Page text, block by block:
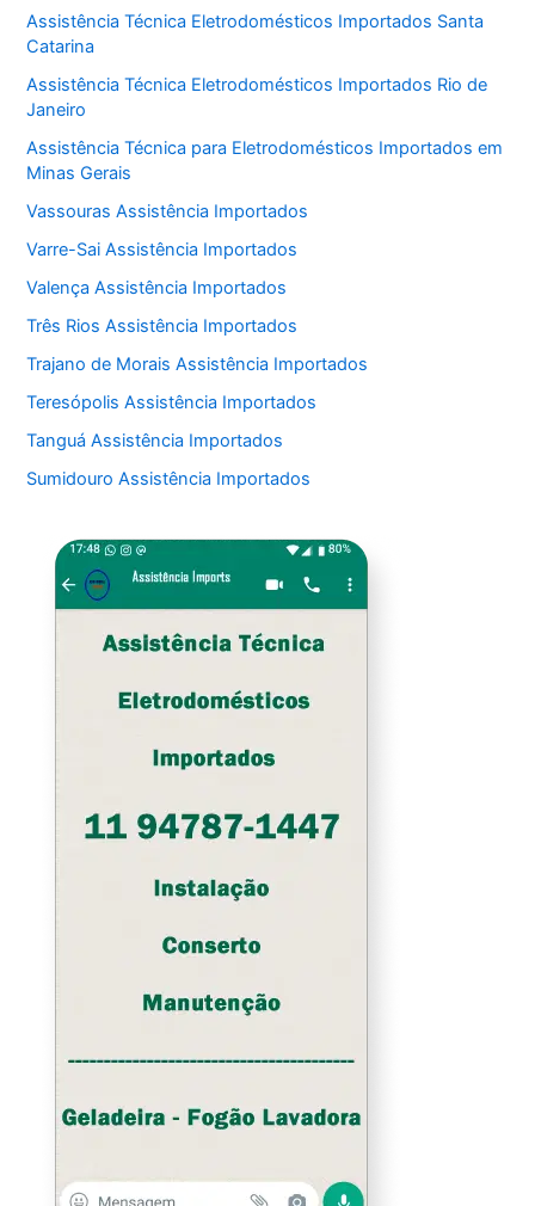
Assistência Técnica Eletrodomésticos Importados Santa
Catarina
Assistência Técnica Eletrodomésticos Importados Rio de
Janeiro
Assistência Técnica para Eletrodomésticos Importados em
Minas Gerais
Vassouras Assistência Importados
Varre-Sai Assistência Importados
Valença Assistência Importados
Três Rios Assistência Importados
Trajano de Morais Assistência Importados
Teresópolis Assistência Importados
Tanguá Assistência Importados
Sumidouro Assistência Importados